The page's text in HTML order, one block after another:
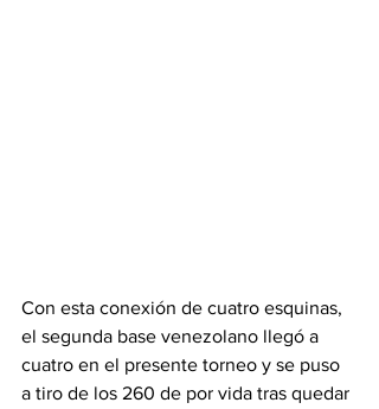
Con esta conexión de cuatro esquinas,
el segunda base venezolano llegó a
cuatro en el presente torneo y se puso
a tiro de los 260 de por vida tras quedar